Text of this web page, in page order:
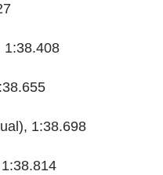
1:38.408
1:38.698